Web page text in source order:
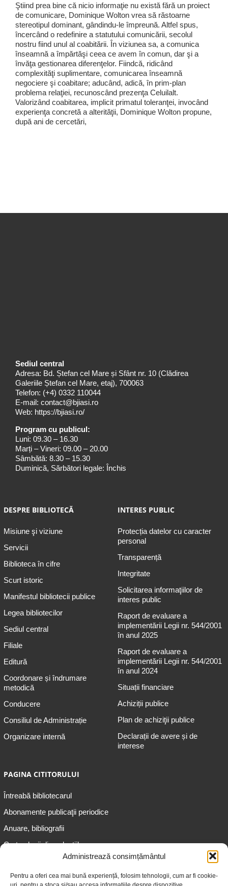
Administrează consimțământul
Pentru a oferi cea mai bună experiență, folosim tehnologii, cum ar fi cookie-
Ştiind prea bine că nicio informaţie nu există fără un proiect
de comunicare, Dominique Wolton vrea să răstoarne
stereotipul dominant, gândindu-le împreună. Altfel spus,
încercând o redefinire a statutului comunicării, secolul
nostru fiind unul al coabitării. În viziunea sa, a comunica
înseamnă a împărtăşi ceea ce avem în comun, dar şi a
învăţa gestionarea diferenţelor. Fiindcă, ridicând
complexităţi suplimentare, comunicarea înseamnă
negociere şi coabitare; aducând, adică, în prim-plan
problema relaţiei, recunoscând prezenţa Celuilalt.
Valorizând coabitarea, implicit primatul toleranţei, invocând
experienţa concretă a alterităţii, Dominique Wolton propune,
după ani de cercetări,
Sediul central
Adresa: Bd. Ștefan cel Mare și Sfânt nr. 10 (Clădirea
Galeriile Ștefan cel Mare, etaj), 700063
Telefon: (+4) 0332 110044
E-mail: contact@bjiasi.ro
Web: https://bjiasi.ro/
Program cu publicul:
Luni: 09.30 – 16.30
Marți – Vineri: 09.00 – 20.00
Sâmbătă: 8.30 – 15.30
Duminică, Sărbători legale: Închis
DESPRE BIBLIOTECĂ
Misiune şi viziune
Servicii
Biblioteca în cifre
Scurt istoric
Manifestul bibliotecii publice
Legea bibliotecilor
Sediul central
Filiale
Editură
Coordonare și îndrumare
metodică
Conducere
Consiliul de Administrație
Organizare internă
INTERES PUBLIC
Protecția datelor cu caracter
personal
Transparență
Integritate
Solicitarea informaţiilor de
interes public
Raport de evaluare a
implementării Legii nr. 544/2001
în anul 2025
Raport de evaluare a
implementării Legii nr. 544/2001
în anul 2024
Situații financiare
Achiziții publice
Plan de achiziţii publice
Declarații de avere și de
interese
PAGINA CITITORULUI
Întreabă bibliotecarul
Abonamente publicaţii periodice
Anuare, bibliografii
Cartea lunii din colecțiile